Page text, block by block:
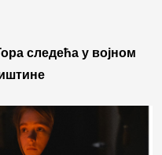
следећа у војном